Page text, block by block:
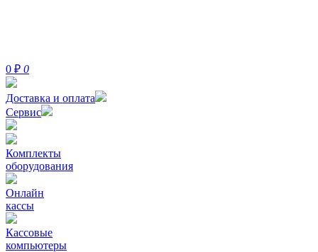
0 ₽ 0
Доставка и оплата
Сервис
Комплекты
оборудования
Онлайн
кассы
Кассовые
компьютеры